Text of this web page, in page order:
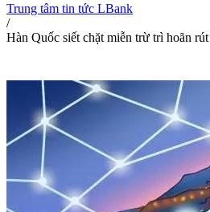
Trung tâm tin tức LBank
/
Hàn Quốc siết chặt miễn trừ trì hoãn